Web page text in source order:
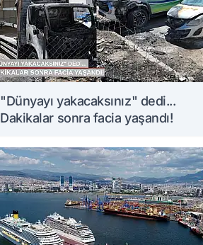
"Dünyayı yakacaksınız" dedi...
Dakikalar sonra facia yaşandı!